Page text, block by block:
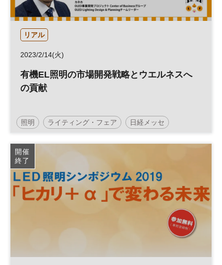
リアル
2023/2/14(火)
有機EL照明の市場開発戦略とウエルネスへ
の貢献
照明 ライティング・フェア 日経メッセ
開催
終了